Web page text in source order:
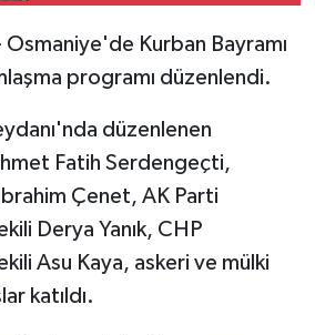
Kurban Bayramı
programı düzenlendi.
düzenlenen
Fatih Serdengeçti,
Çenet, AK Parti
Derya Yanık, CHP
Asu Kaya, askeri ve mülki
katıldı.